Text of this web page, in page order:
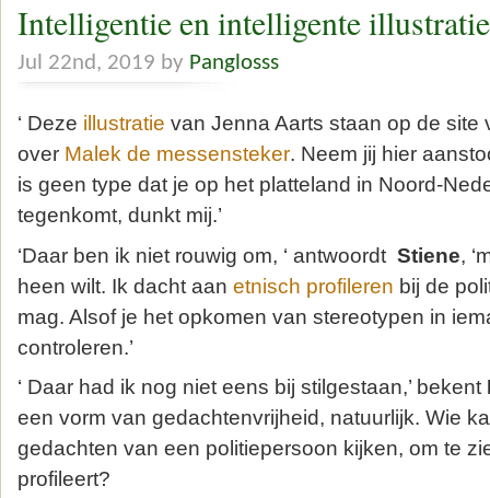
Intelligentie en intelligente
Jul 22nd, 2019 by Panglosss
‘ Deze illustratie van Jenna Aarts staan op de site
over Malek de messensteker. Neem jij hier
is geen type dat je op het platteland in Noord-
tegenkomt, dunkt mij.’
‘Daar ben ik niet rouwig om, ‘ antwoordt Stiene,
heen wilt. Ik dacht aan etnisch profileren bij de
mag. Alsof je het opkomen van stereotypen in
controleren.’
‘ Daar had ik nog niet eens bij stilgestaan,’ bekent
een vorm van gedachtenvrijheid, natuurlijk. Wie
gedachten van een politiepersoon kijken, om te
profileert?